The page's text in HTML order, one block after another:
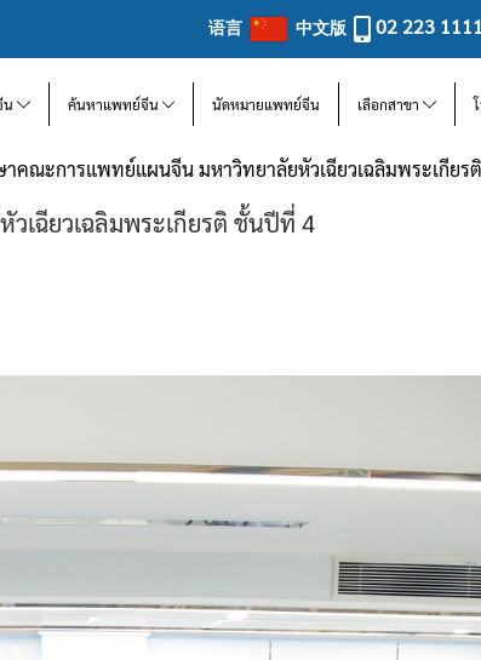
语言 中文版 02 223 1111
น ค้นหาแพทย์จีน นัดหมายแพทย์จีน เลือกสาขา
คณะการแพทย์แผนจีน มหาวิทยาลัยหัวเฉียวเฉลิมพระเกียร
ฉียวเฉลิมพระเกียรติ ชั้นปีที่ 4